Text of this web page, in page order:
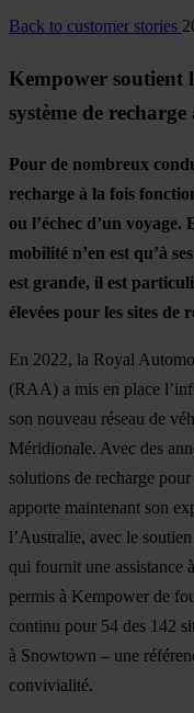
Back to customer stories
Kempower soutient
système de
Pour de nombreux
recharge à la fois
ou l’échec d’un
mobilité n’en est qu’à
est grande, il est
élevées pour les sites de
En 2022, la Royal
(RAA) a mis en place
son nouveau réseau de
Méridionale. Avec des
solutions de recharge
apporte maintenant son
l’Australie, avec le
qui fournit une assistance
permis à Kempower de
continu pour 54 des 142
à Snowtown – une
convivialité.